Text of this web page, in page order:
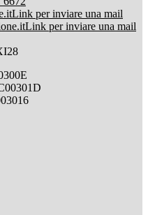
Link per inviare una mail
Link per inviare una mail